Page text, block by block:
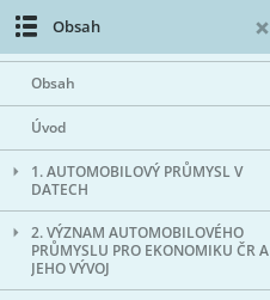
Obsah
Tiráž
Obsah
Úvod
1. AUTOMOBILOVÝ PRŮMYSL V
DATECH
2. VÝZNAM AUTOMOBILOVÉHO
PRŮMYSLU PRO EKONOMIKU ČR A
JEHO VÝVOJ